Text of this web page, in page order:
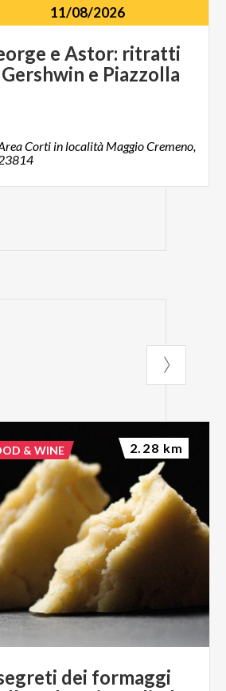
11/08/2026
e Astor: ritratti
Gershwin e Piazzolla
Corti in località Maggio Cremeno,
dei formaggi
& WINE 2.28 km